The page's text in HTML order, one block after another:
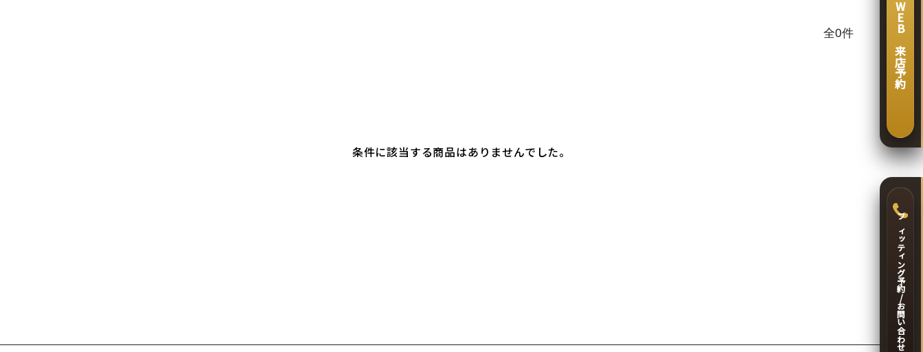
全0件
条件に該当する商品はありませんでした。
WEB 来店予約
フィッティング予約/お問い合わせ